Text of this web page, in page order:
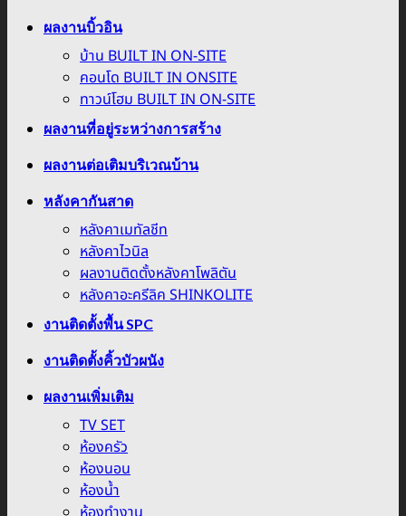
ผลงานบิ้วอิน
บ้าน BUILT IN ON-SITE
คอนโด BUILT IN ONSITE
ทาวน์โฮม BUILT IN ON-SITE
ผลงานที่อยู่ระหว่างการสร้าง
ผลงานต่อเติมบริเวณบ้าน
หลังคากันสาด
หลังคาเมทัลชีท
หลังคาไวนิล
ผลงานติดตั้งหลังคาโพลิตัน
หลังคาอะครีลิค SHINKOLITE
งานติดตั้งพื้น SPC
งานติดตั้งคิ้วบัวผนัง
ผลงานเพิ่มเติม
TV SET
ห้องครัว
ห้องนอน
ห้องน้ำ